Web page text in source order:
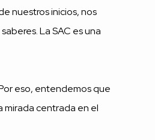
nuestros inicios, nos
La SAC es una
eso, entendemos que
mirada centrada en el